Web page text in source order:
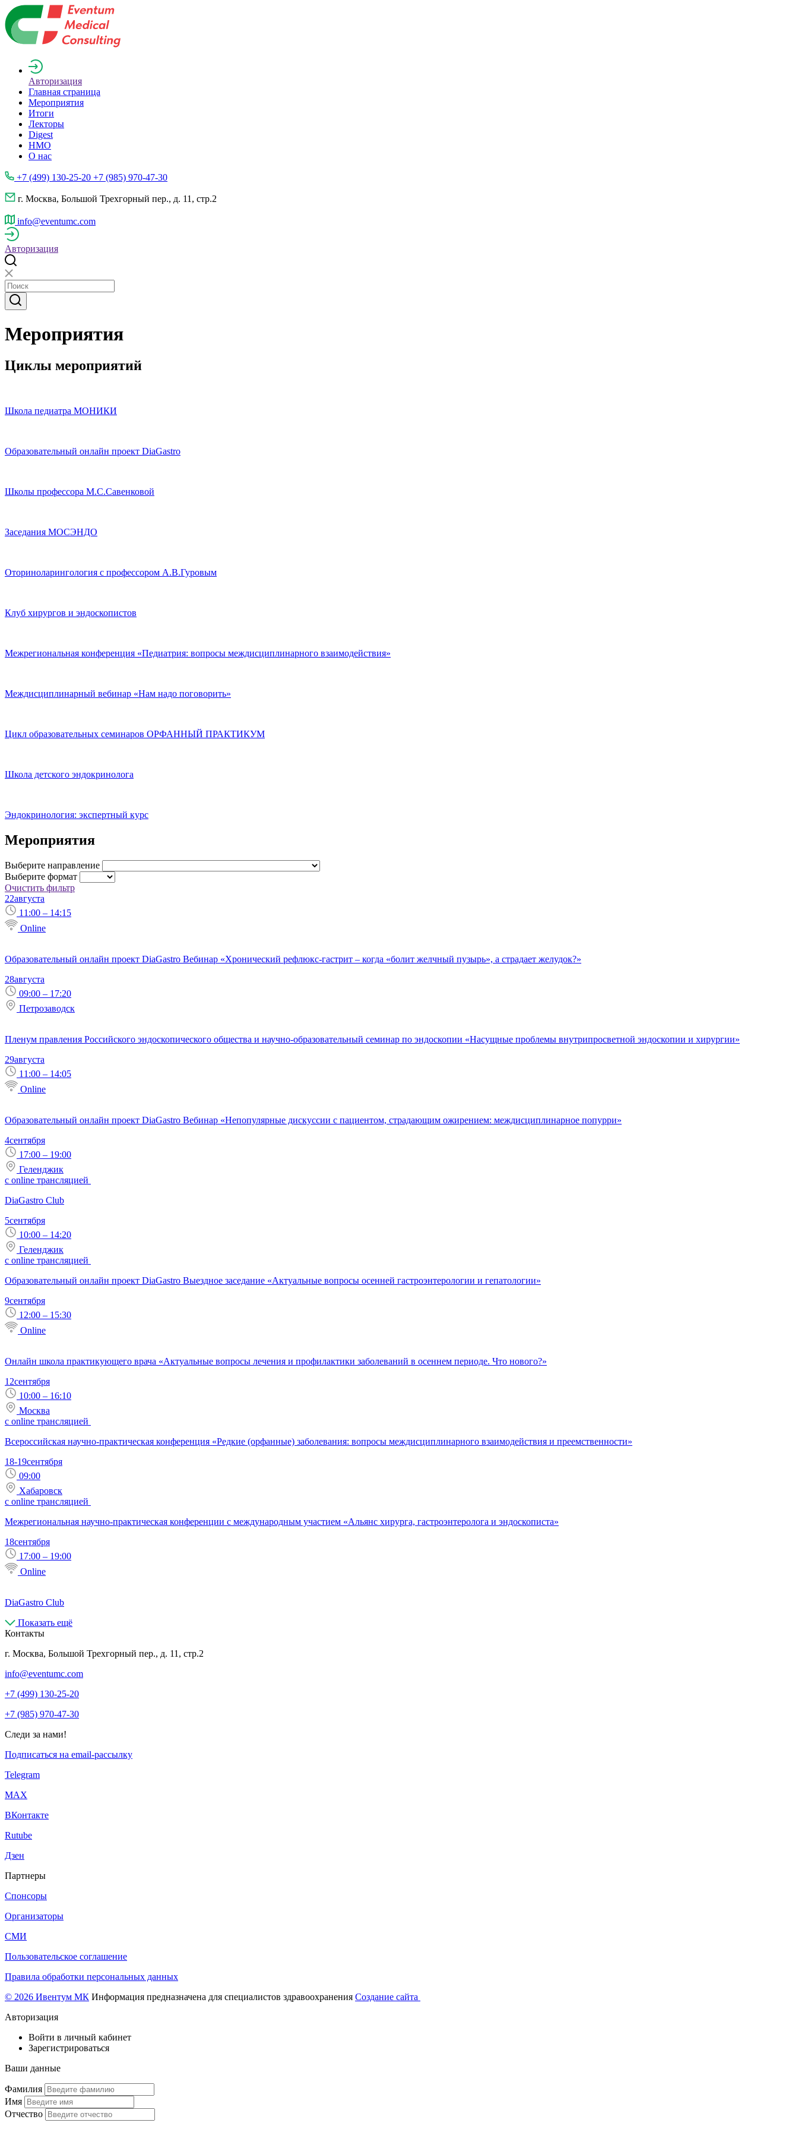
Авторизация
Главная страница
Мероприятия
Итоги
Лекторы
Digest
НМО
О нас
+7 (499) 130-25-20 +7 (985) 970-47-30
г. Москва, Большой Трехгорный пер., д. 11, стр.2
info@eventumc.com
Авторизация
Мероприятия
Циклы мероприятий
Школа педиатра МОНИКИ
Образовательный онлайн проект DiaGastro
Школы профессора М.С.Савенковой
Заседания МОСЭНДО
Оториноларингология с профессором А.В.Гуровым
Клуб хирургов и эндоскопистов
Межрегиональная конференция «Педиатрия: вопросы междисциплинарного взаимодействия»
Междисциплинарный вебинар «Нам надо поговорить»
Цикл образовательных семинаров ОРФАННЫЙ ПРАКТИКУМ
Школа детского эндокринолога
Эндокринология: экспертный курс
Мероприятия
Выберите направление
Выберите формат
Очистить фильтр
22августа
11:00 – 14:15
Online
Образовательный онлайн проект DiaGastro Вебинар «Хронический рефлюкс-гастрит – когда «болит желчный пузырь», а страдает желудок?»
28августа
09:00 – 17:20
Петрозаводск
Пленум правления Российского эндоскопического общества и научно-образовательный семинар по эндоскопии «Насущные проблемы внутрипросветной эндоскопии и хирургии»
29августа
11:00 – 14:05
Online
Образовательный онлайн проект DiaGastro Вебинар «Непопулярные дискуссии с пациентом, страдающим ожирением: междисциплинарное попурри»
4сентября
17:00 – 19:00
Геленджик
с online трансляцией
DiaGastro Club
5сентября
10:00 – 14:20
Геленджик
с online трансляцией
Образовательный онлайн проект DiaGastro Выездное заседание «Актуальные вопросы осенней гастроэнтерологии и гепатологии»
9сентября
12:00 – 15:30
Online
Онлайн школа практикующего врача «Актуальные вопросы лечения и профилактики заболеваний в осеннем периоде. Что нового?»
12сентября
10:00 – 16:10
Москва
с online трансляцией
Всероссийская научно-практическая конференция «Редкие (орфанные) заболевания: вопросы междисциплинарного взаимодействия и преемственности»
18-19сентября
09:00
Хабаровск
с online трансляцией
Межрегиональная научно-практическая конференции с международным участием «Альянс хирурга, гастроэнтеролога и эндоскописта»
18сентября
17:00 – 19:00
Online
DiaGastro Club
Показать ещё
Контакты
г. Москва, Большой Трехгорный пер., д. 11, стр.2
info@eventumc.com
+7 (499) 130-25-20
+7 (985) 970-47-30
Следи за нами!
Подписаться на email-рассылку
Telegram
МАХ
ВКонтакте
Rutube
Дзен
Партнеры
Спонсоры
Организаторы
СМИ
Пользовательское соглашение
Правила обработки персональных данных
© 2026 Ивентум МК Информация предназначена для специалистов здравоохранения Создание сайта
Авторизация
Войти в личный кабинет
Зарегистрироваться
Ваши данные
Фамилия
Имя
Отчество